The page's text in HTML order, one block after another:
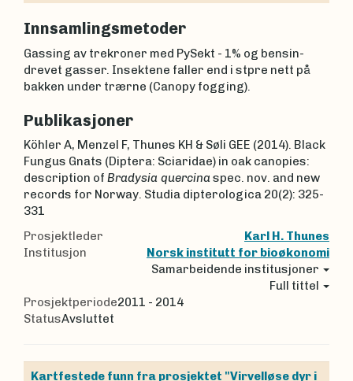
Innsamlingsmetoder
Gassing av trekroner med PySekt - 1% og bensin-
drevet gasser. Insektene faller end i stpre nett på
bakken under trærne (Canopy fogging).
Publikasjoner
Köhler A, Menzel F, Thunes KH & Søli GEE (2014). Black
Fungus Gnats (Diptera: Sciaridae) in oak canopies:
description of Bradysia quercinaspec. nov. and new
records for Norway. Studia dipterologica 20(2): 325-
331
Prosjektleder
Karl H. Thunes
Institusjon
Norsk institutt for bioøkonomi
Samarbeidende institusjoner
Full tittel
Prosjektperiode2011 - 2014
StatusAvsluttet
Kartfestede funn fra prosjektet "Virvelløse dyr i